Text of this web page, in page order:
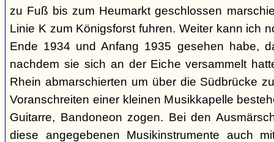
zu Fuß bis zum Heumarkt geschlossen
Linie K zum Königsforst fuhren. Weiter kann ich
Ende 1934 und Anfang 1935 gesehen habe,
nachdem sie sich an der Eiche versammelt
Rhein abmarschierten um über die Südbrücke
Voranschreiten einer kleinen Musikkapelle
Guitarre, Bandoneon zogen. Bei den
diese angegebenen Musikinstrumente auch